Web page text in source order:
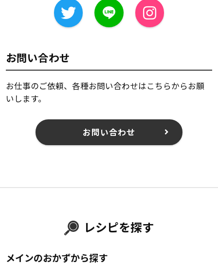
お問い合わせ
お仕事のご依頼、各種お問い合わせはこちらからお願
いします。
お問い合わせ
レシピを探す
メインのおかずから探す